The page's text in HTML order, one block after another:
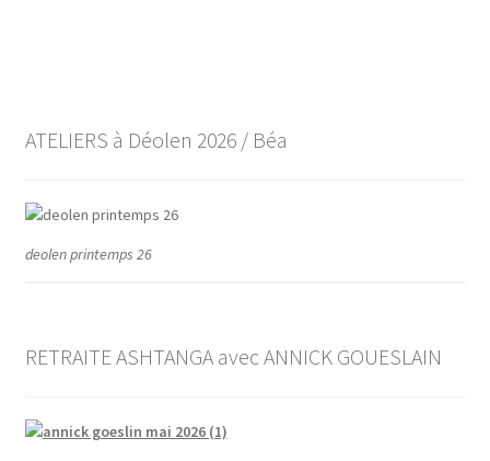
de
ATELIERS à Déolen 2026 / Béa
deolen printemps 26
RETRAITE ASHTANGA avec ANNICK GOUESLAIN